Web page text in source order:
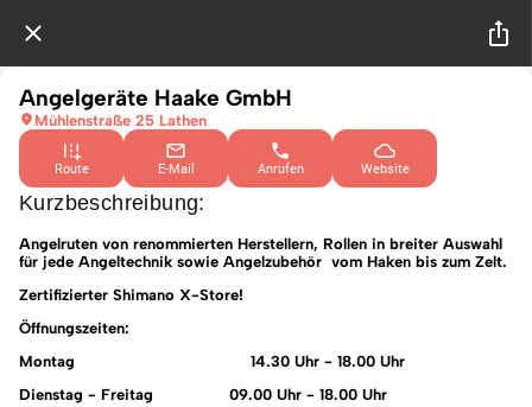
Angelgeräte Haake GmbH
Mühlenstraße 25 Lathen
Route E-Mail Anrufen Website
Kurzbeschreibung:
Angelruten von renommierten Herstellern, Rollen in breiter Auswahl
für jede Angeltechnik sowie Angelzubehör vom Haken bis zum Zelt.
Zertifizierter Shimano X-Store!
Öffnungszeiten:
Montag 14.30 Uhr - 18.00 Uhr
Dienstag - Freitag 09.00 Uhr - 18.00 Uhr